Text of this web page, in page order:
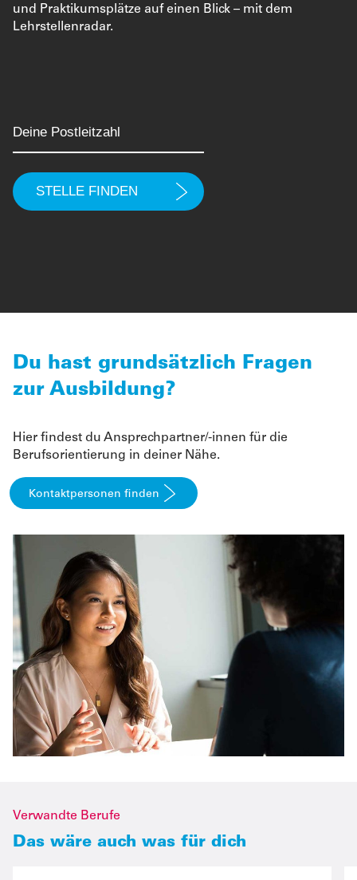
und Praktikumsplätze auf einen Blick – mit dem
Lehrstellenradar.
Du hast grundsätzlich Fragen
zur Ausbildung?
Hier findest du Ansprechpartner/-innen für die
Berufsorientierung in deiner Nähe.
Kontaktpersonen finden
Verwandte Berufe
Das wäre auch was für dich